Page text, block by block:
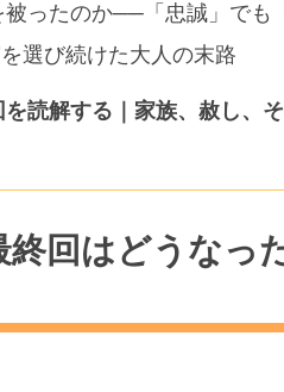
被ったのか──「忠誠」でも
選び続けた大人の末路
を読解する｜家族、赦し、
終回はどうなっ